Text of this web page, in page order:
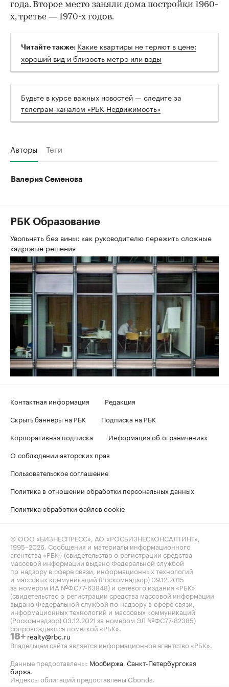
года. Второе место заняли дома постройки 1960-
х, третье — 1970-х годов.
Читайте также: Какие квартиры не теряют в цене:
хороший вид и близость метро или воды
Будьте в курсе важных новостей — следите за
телеграм-каналом «РБК-Недвижимость»
Авторы Теги
Валерия Семенова
РБК Образование
Увольнять без вины: как руководителю пережить сложные
кадровые решения
Контактная информация
Редакция
Скрыть баннеры на РБК
Подписка на РБК
Корпоративная подписка
Информация об ограничениях
О соблюдении авторских прав
Пользовательское соглашение
Политика в отношении обработки персональных данных
Политика обработки файлов cookie
© ООО «БИЗНЕСПРЕСС», АО «РОСБИЗНЕСКОНСАЛТИНГ»,
1995–2026. Сообщения и материалы информационного
агентства «РБК» (свидетельство о регистрации средства
массовой информации выдано Федеральной службой
по надзору в сфере связи, информационных технологий
и массовых коммуникаций (Роскомнадзор) 09.12.2015
за номером ИА №ФС77-63848) и сетевого издания «РБК»
(свидетельство о регистрации средства массовой информации
выдано Федеральной службой по надзору в сфере связи,
информационных технологий и массовых коммуникаций
(Роскомнадзор) 03.12.2021 за номером ЭЛ №ФС77-82385)
сопровождаются пометкой «РБК».
18+ realty@rbc.ru
Владельцем сайта является информационное агентство «РБК».
Данные предоставлены: Мосбиржа, Санкт-Петербургская
биржа.
Индексы облигаций предоставлены Cbonds.